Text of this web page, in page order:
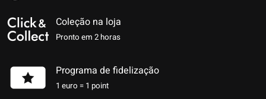
Coleção na loja
Pronto em 2 horas
Programa de fidelização
1 euro = 1 point